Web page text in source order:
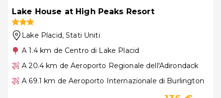
Lake House at High Peaks Resort
Lake Placid, Stati Uniti
A 1.4 km de Centro di Lake Placid
A 20.4 km de Aeroporto Regionale dell'Adirondack
A 69.1 km de Aeroporto Internazionale di Burlington